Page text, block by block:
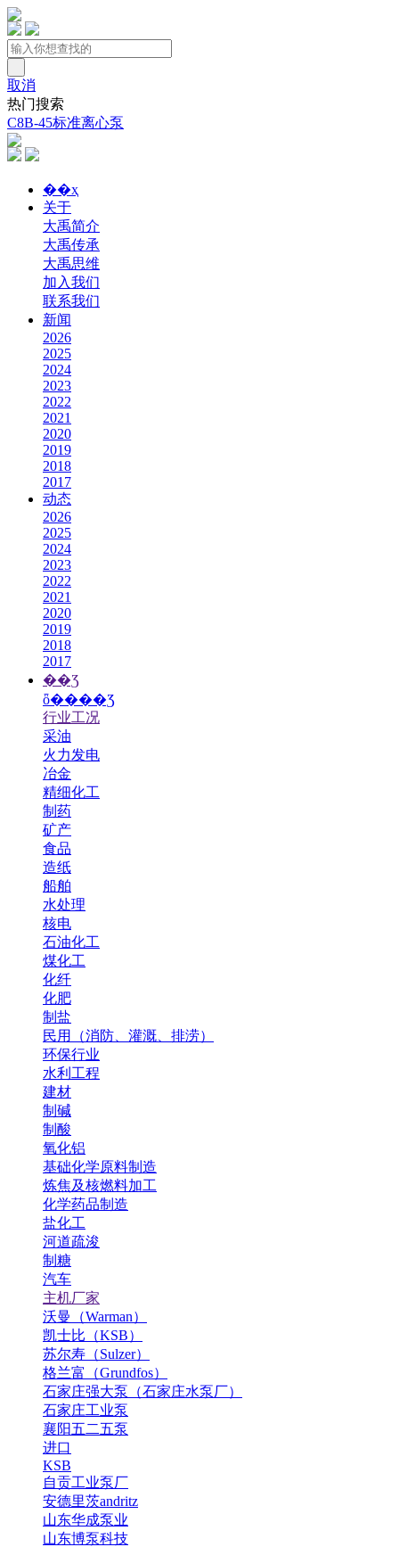
取消
热门搜索
C8B-45标准离心泵
��ҳ
关于
大禹简介
大禹传承
大禹思维
加入我们
联系我们
新闻
2026
2025
2024
2023
2022
2021
2020
2019
2018
2017
动态
2026
2025
2024
2023
2022
2021
2020
2019
2018
2017
��Ʒ
ȫ����Ʒ
行业工况
采油
火力发电
冶金
精细化工
制药
矿产
食品
造纸
船舶
水处理
核电
石油化工
煤化工
化纤
化肥
制盐
民用（消防、灌溉、排涝）
环保行业
水利工程
建材
制碱
制酸
氧化铝
基础化学原料制造
炼焦及核燃料加工
化学药品制造
盐化工
河道疏浚
制糖
汽车
主机厂家
沃曼（Warman）
凯士比（KSB）
苏尔寿（Sulzer）
格兰富（Grundfos）
石家庄强大泵（石家庄水泵厂）
石家庄工业泵
襄阳五二五泵
进口
KSB
自贡工业泵厂
安德里茨andritz
山东华成泵业
山东博泵科技